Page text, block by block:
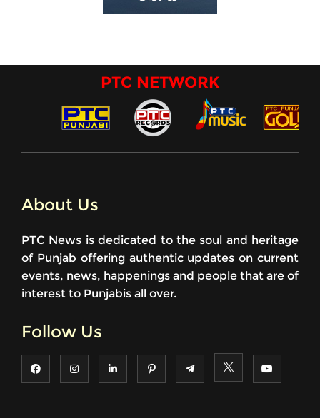
PTC NETWORK
About Us
PTC News is dedicated to the soul and heritage
of Punjab offering authentic updates on current
events, news, happenings and people that are of
interest to Punjabis all over.
Follow Us